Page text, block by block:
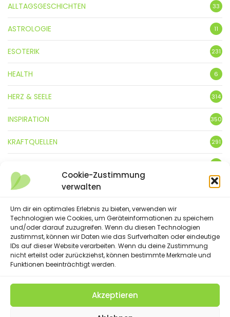
Cookie-Zustimmung
verwalten
Um dir ein optimales Erlebnis zu bieten, verwenden wir
Technologien wie Cookies, um Geräteinformationen zu speichern
und/oder darauf zuzugreifen. Wenn du diesen Technologien
zustimmst, können wir Daten wie das Surfverhalten oder eindeutige
IDs auf dieser Website verarbeiten. Wenn du deine Zustimmung
nicht erteilst oder zurückziehst, können bestimmte Merkmale und
Funktionen beeinträchtigt werden.
Akzeptieren
ALLTAGSGESCHICHTEN 33
ASTROLOGIE 11
ESOTERIK 231
HEALTH 6
HERZ & SEELE 314
INSPIRATION 350
KRAFTQUELLEN 291
3
LEBENSFREUDE 359
LIFESTYLE
NATUR
SPRÜCHE & GEDICHTE
(C) 2023 - Floatingheart. All Rights Reserved.